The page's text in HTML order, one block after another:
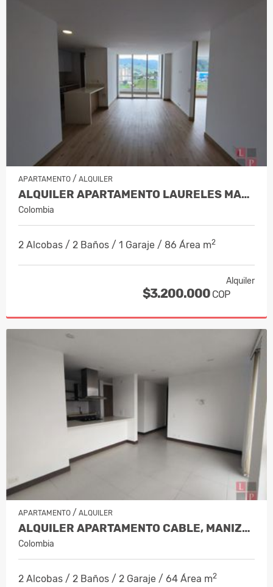
APARTAMENTO / ALQUILER
ALQUILER APARTAMENTO LAURELES MANIZA…
Colombia
2 Alcobas / 2 Baños / 1 Garaje / 86 Área m2
Alquiler
$3.200.000 COP
APARTAMENTO / ALQUILER
ALQUILER APARTAMENTO CABLE, MANIZALES…
Colombia
2 Alcobas / 2 Baños / 2 Garaje / 64 Área m2